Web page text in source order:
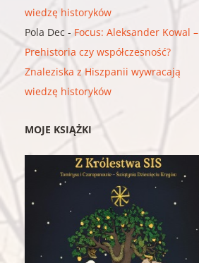
wiedzę historyków
Pola Dec - Focus: Aleksander Kowal –
Prehistoria czy współczesność?
Znaleziska z Hiszpanii wywracają
wiedzę historyków
MOJE KSIĄŻKI